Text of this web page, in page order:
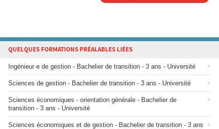
QUELQUES FORMATIONS PRÉALABLES LIÉES
Ingénieur·e de gestion - Bachelier de transition - 3 ans - Université
Sciences de gestion - Bachelier de transition - 3 ans - Université
Sciences économiques - orientation générale - Bachelier de
transition - 3 ans - Université
Sciences économiques et de gestion - Bachelier de transition - 3 ans